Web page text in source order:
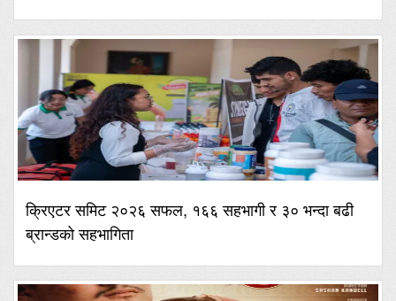
क्रिएटर समिट २०२६ सफल, १६६ सहभागी र ३० भन्दा बढी
ब्रान्डको सहभागिता